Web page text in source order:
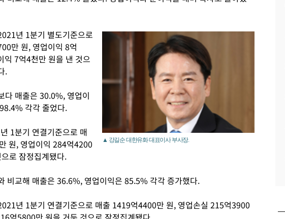
▲ 강길순 대한유화 대표이사 부사장.
년 1분기 별도기준으로
만 원, 영업이익 8억
익 7억4천만 원을 낸 것으
.
다 매출은 30.0%, 영업이
각각 줄었다.
1분기 연결기준으로 매
원, 영업이익 284억4200
로 잠정집계됐다.
비교해 매출은 36.6%, 영업이익은 85.5% 각각 증가했다.
년 1분기 연결기준으로 매출 1419억4400만 원, 영업손실 215억3900